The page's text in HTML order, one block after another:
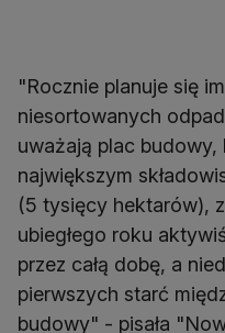
"Rocznie planuje się
niesortowanych
uważają plac
największym
(5 tysięcy hektarów),
ubiegłego roku
przez całą dobę, a
pierwszych starć
budowy" - pisała